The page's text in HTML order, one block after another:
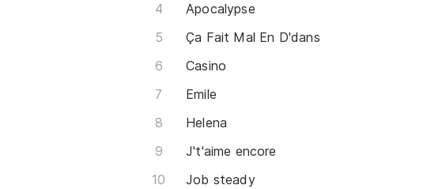
Apocalypse
Ça Fait Mal En D'dans
Casino
Emile
Helena
J't'aime encore
Job steady